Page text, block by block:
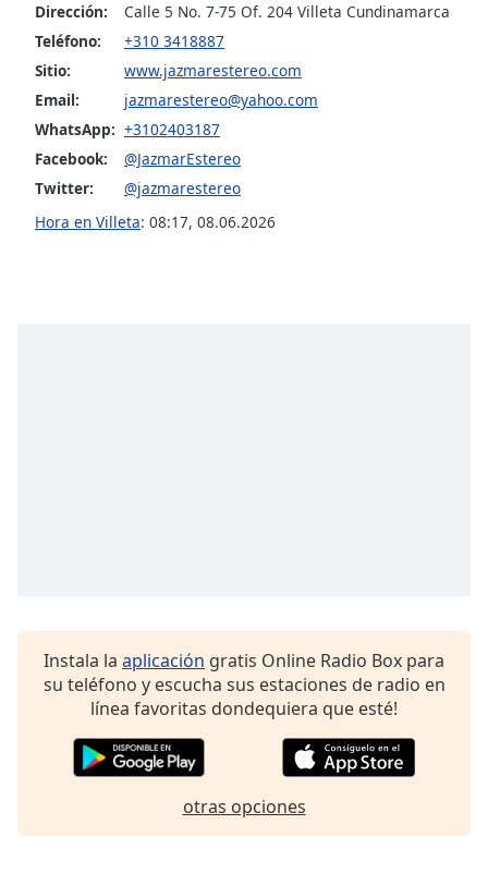
Opacity
Caption
Area
Background
Color
Modal
Dialog
Dirección:
Calle 5 No. 7-75 Of. 204 Villeta Cundinamarca
Teléfono:
+310 3418887
Sitio:
www.jazmarestereo.com
Email:
jazmarestereo@yahoo.com
WhatsApp: +3102403187
Facebook:
@JazmarEstereo
Twitter:
@jazmarestereo
Hora en Villeta: 08:17, 08.06.2026
Instala la aplicación gratis Online Radio Box para
su teléfono y escucha sus estaciones de radio en
línea favoritas dondequiera que esté!
otras opciones